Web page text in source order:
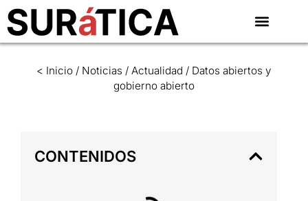
< Inicio / Noticias / Actualidad / Datos abiertos y
gobierno abierto
CONTENIDOS